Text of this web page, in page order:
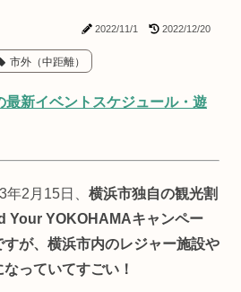
2022/11/1 2022/12/20
市外（中距離）
最新イベントスケジュール・遊
2月15日、 横浜市独自の観光割
Your YOKOHAMAキャンペー
が、横浜市内のレジャー施設や
っていてすごい！